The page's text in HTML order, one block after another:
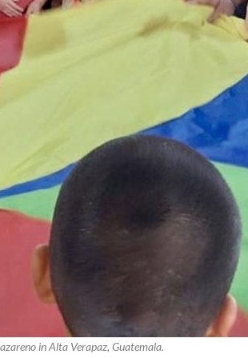
in Alta Verapaz, Guatemala.